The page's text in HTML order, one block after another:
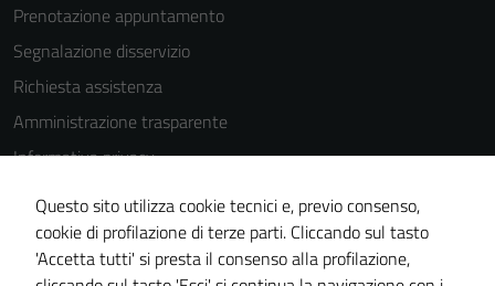
Prenotazione appuntamento
Segnalazione disservizio
Richiesta assistenza
Amministrazione trasparente
Informativa privacy
Note legali
Dichiarazione di accessibilità
Questo sito utilizza cookie tecnici e, previo consenso,
cookie di profilazione di terze parti. Cliccando sul tasto
'Accetta tutti' si presta il consenso alla profilazione,